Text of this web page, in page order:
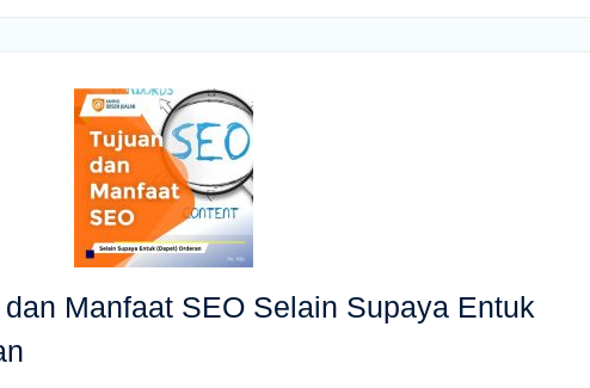
Manfaat SEO Selain Supaya Entuk